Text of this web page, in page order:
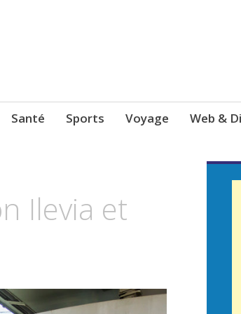
Santé Sports Voyage Web &
Ilevia et